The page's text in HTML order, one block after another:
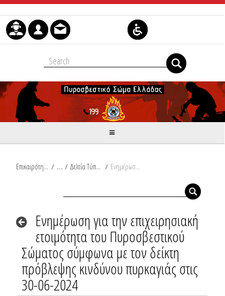
Skip to Content
Επικαιρότητα / Δελτία Τύπου / Ενημέρωση για την επιχειρησιακή ετοιμότητα του Πυροσβεστικού Σώματος σύμφωνα με τον δείκτη πρόβλεψης κινδύνου πυρκαγιάς στις 30-06-2024
Ενημέρωση για την επιχειρησιακή
ετοιμότητα του Πυροσβεστικού
Σώματος σύμφωνα με τον δείκτη
πρόβλεψης κινδύνου πυρκαγιάς στις
30-06-2024